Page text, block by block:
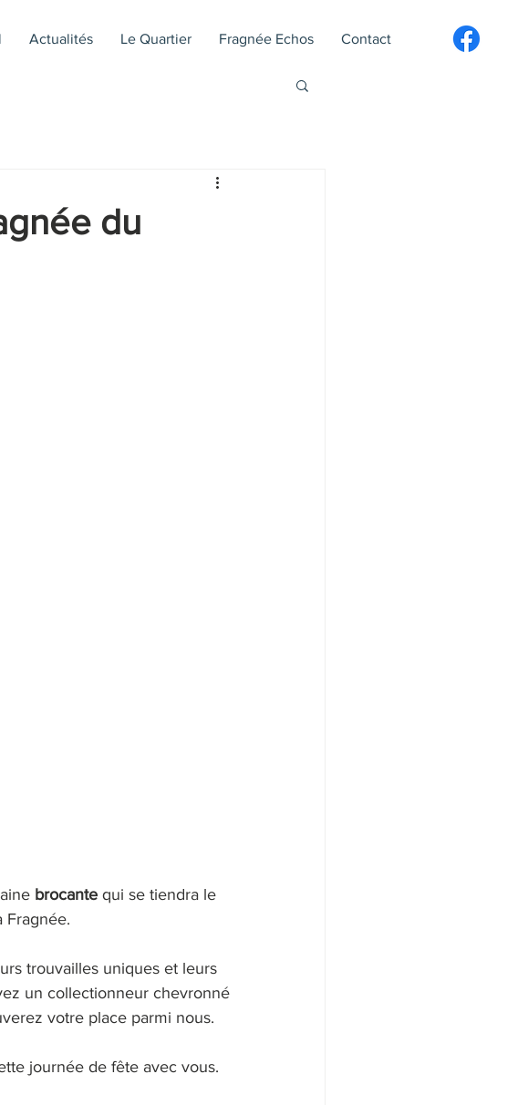
Actualités Le Quartier Fragnée Echos Contact
du
brocante qui se tiendra le
Fragnée.
trouvailles uniques et leurs
un collectionneur chevronné
votre place parmi nous.
journée de fête avec vous.